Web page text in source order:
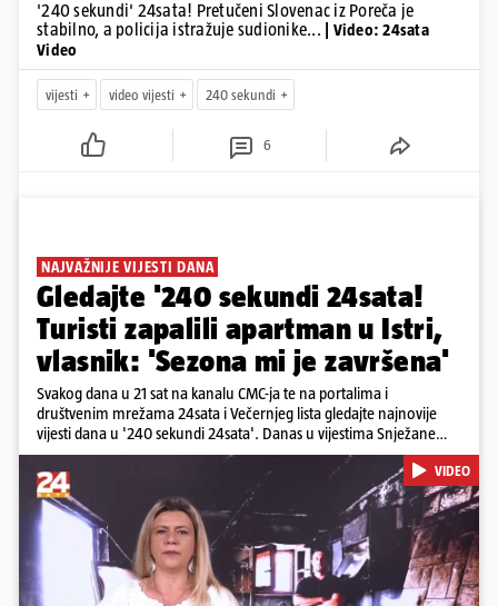
'240 sekundi' 24sata! Pretučeni Slovenac iz Poreča je
stabilno, a policija istražuje sudionike...
| Video: 24sata
Video
vijesti video vijesti 240 sekundi
6
NAJVAŽNIJE VIJESTI DANA
Gledajte '240 sekundi 24sata!
Turisti zapalili apartman u Istri,
vlasnik: 'Sezona mi je završena'
Svakog dana u 21 sat na kanalu CMC-ja te na portalima i
društvenim mrežama 24sata i Večernjeg lista gledajte najnovije
vijesti dana u '240 sekundi 24sata'. Danas u vijestima Snježane
Krnetić: Turisti uništili apartman u Istri, 125 milijuna eura mogla bi
stajati sanacija otpada u Gospiću, u Osijeku pretukli nogometnog
suca, od utorka nove cijene goriva, rastu mirovine za 200 tisuća
branitelja...
VIDEO